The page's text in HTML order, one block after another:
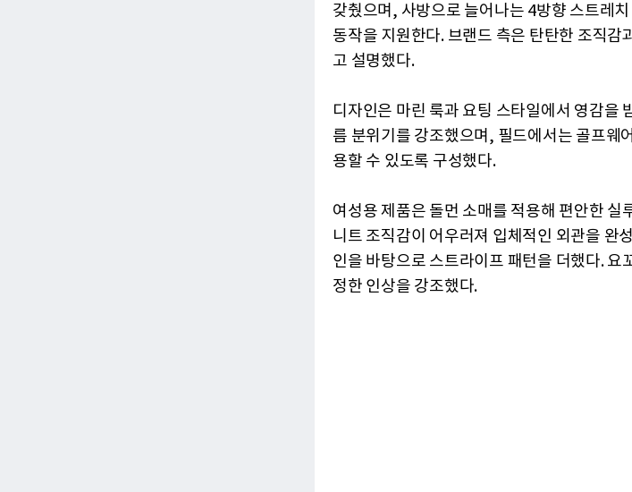
갖췄으며, 사방으로 늘어나는 4방향 스트레
동작을 지원한다. 브랜드 측은 탄탄한 조직감
고 설명했다.
디자인은 마린 룩과 요팅 스타일에서 영감을
름 분위기를 강조했으며, 필드에서는 골프웨
용할 수 있도록 구성했다.
여성용 제품은 돌먼 소매를 적용해 편안한 실
니트 조직감이 어우러져 입체적인 외관을 완
인을 바탕으로 스트라이프 패턴을 더했다. 요
정한 인상을 강조했다.